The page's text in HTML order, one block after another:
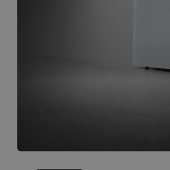
Modal